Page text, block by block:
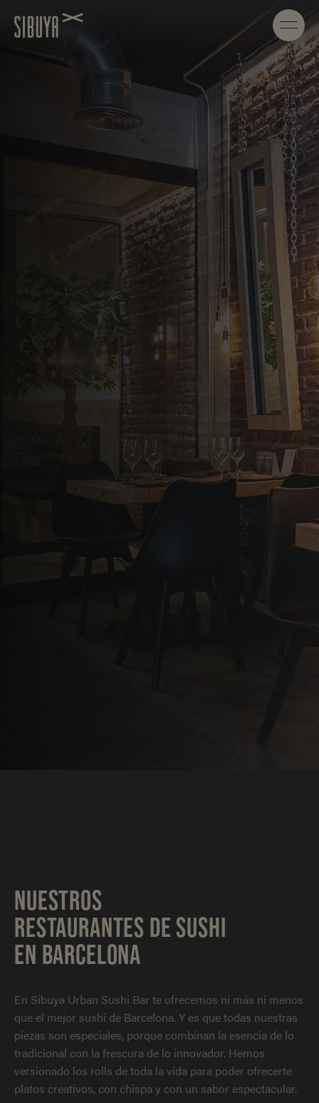
NUESTROS
RESTAURANTES DE SUSHI
EN BARCELONA
En Sibuya Urban Sushi Bar te ofrecemos ni más ni menos
que el mejor sushi de Barcelona. Y es que todas nuestras
piezas son especiales, porque combinan la esencia de lo
tradicional con la frescura de lo innovador. Hemos
versionado los rolls de toda la vida para poder ofrecerte
platos creativos, con chispa y con un sabor espectacular.